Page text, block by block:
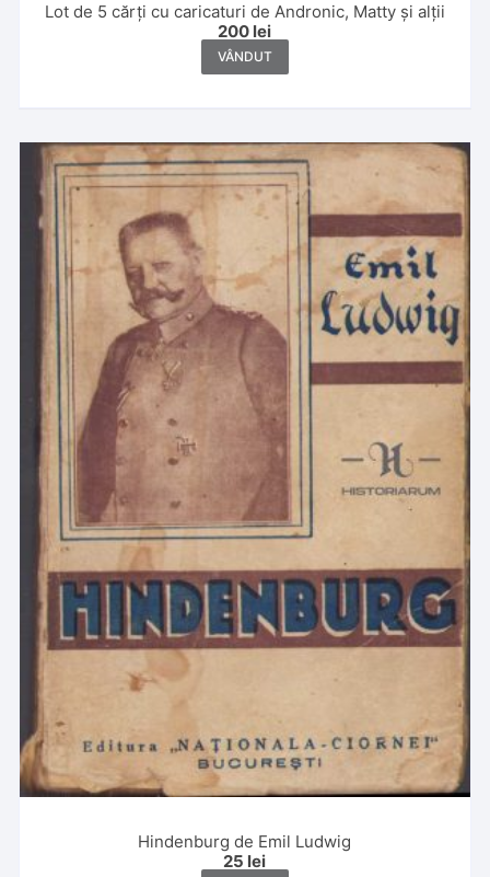
Lot de 5 cărți cu caricaturi de Andronic, Matty și alții
200 lei
VÂNDUT
Hindenburg de Emil Ludwig
25 lei